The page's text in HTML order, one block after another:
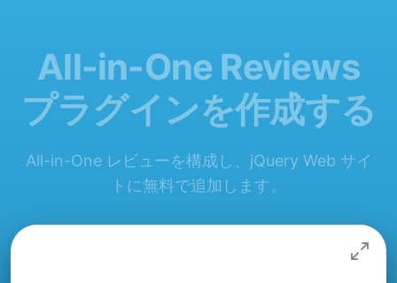
All-in-One Reviews
プラグインを作成する
All-in-One レビューを構成し、jQuery Web サイ
トに無料で追加します。